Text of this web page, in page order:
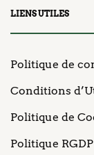
LIENS UTILES
Politique de
Conditions
Politique de
Politique RGDP